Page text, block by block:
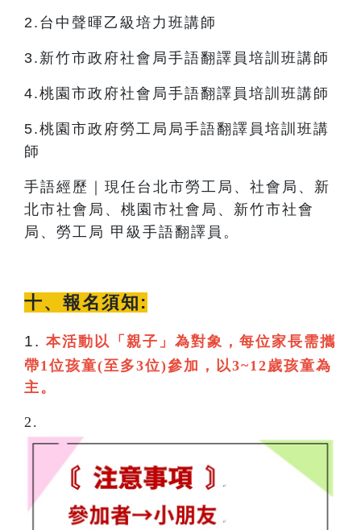
2. 台中聲暉乙級培力班講師
3. 新竹市政府社會局手語翻譯員培訓班講師
4.桃園市政府社會局手語翻譯員培訓班講師
5.桃園市政府勞工局局手語翻譯員培訓班講
師
手語經歷｜現任台北市勞工局、社會局、新
北市社會局、桃園市社會局、新竹市社會
局、勞工局 甲級手語翻譯員。
十、報名須知:
1. 本活動以「親子」為對象，每位家長需攜
帶1位孩童(至多3位)參加，以3~12歲孩童為
主。
2.